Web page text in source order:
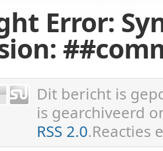
Error:
Dit bericht is
is gearchiveerd
RSS 2.0.Reacties